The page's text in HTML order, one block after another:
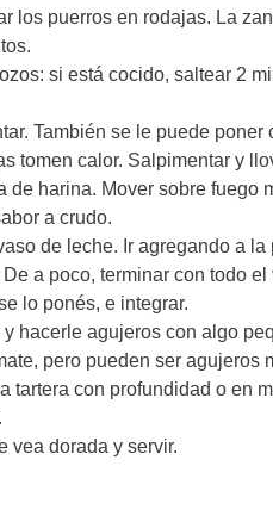
los puerros en rodajas. La
si está cocido, saltear 2
También se le puede
tomen calor. Salpimentar y
de harina. Mover sobre
a crudo.
de leche. Ir agregando a
a poco, terminar con todo
lo ponés, e integrar.
hacerle agujeros con algo
pero pueden ser agujeros
tartera con profundidad o en
vea dorada y servir.